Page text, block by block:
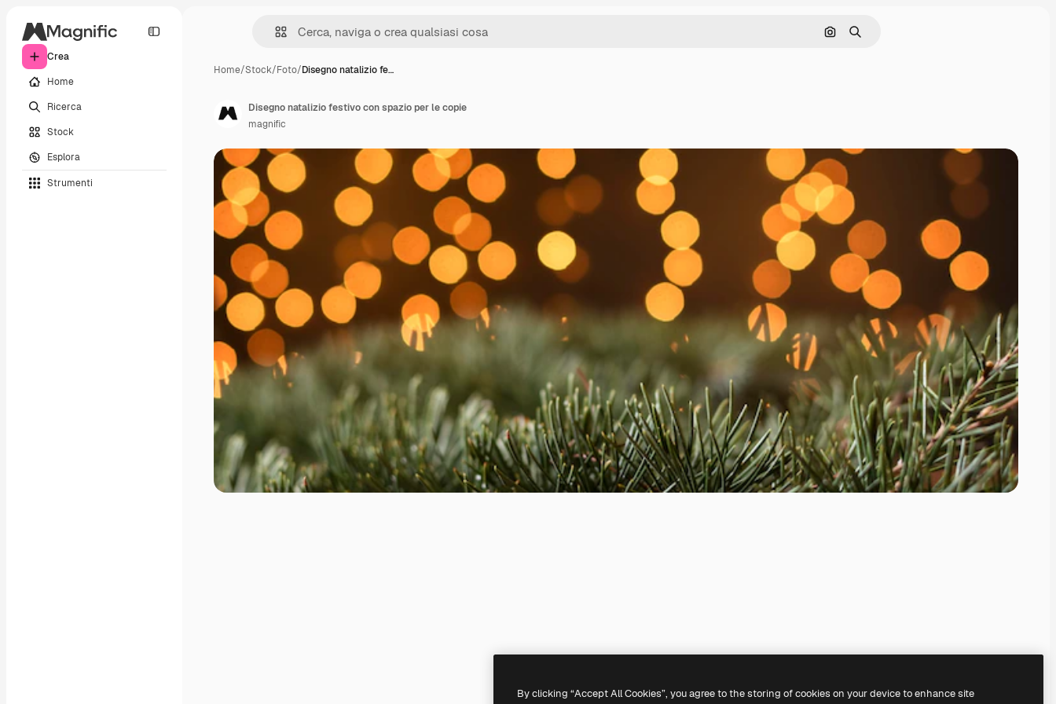
Crea
Home
Ricerca
Stock
Esplora
Strumenti
Cerca per immagine
Ricerca
Home/Stock/Foto/Disegno natalizio fe…
Disegno natalizio festivo con spazio per le copie
magnific
By clicking “Accept All Cookies”, you agree to the storing of cookies on your device to enhance site